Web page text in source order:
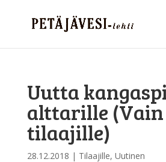
Uutta
alttarille (Vain
tilaajille)
28.12.2018 | Tilaajille, Uutinen